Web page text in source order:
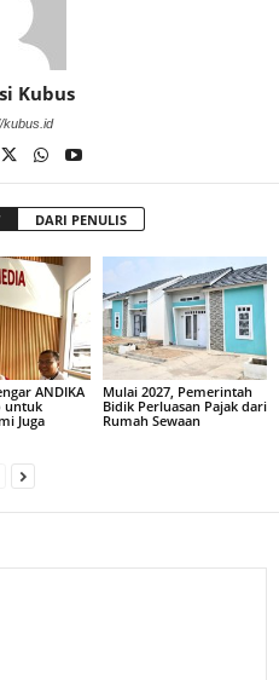
Kubus
kubus.id
DARI PENULIS
ANDIKA
untuk
Juga
Mulai 2027, Pemerintah
Bidik Perluasan Pajak dari
Rumah Sewaan